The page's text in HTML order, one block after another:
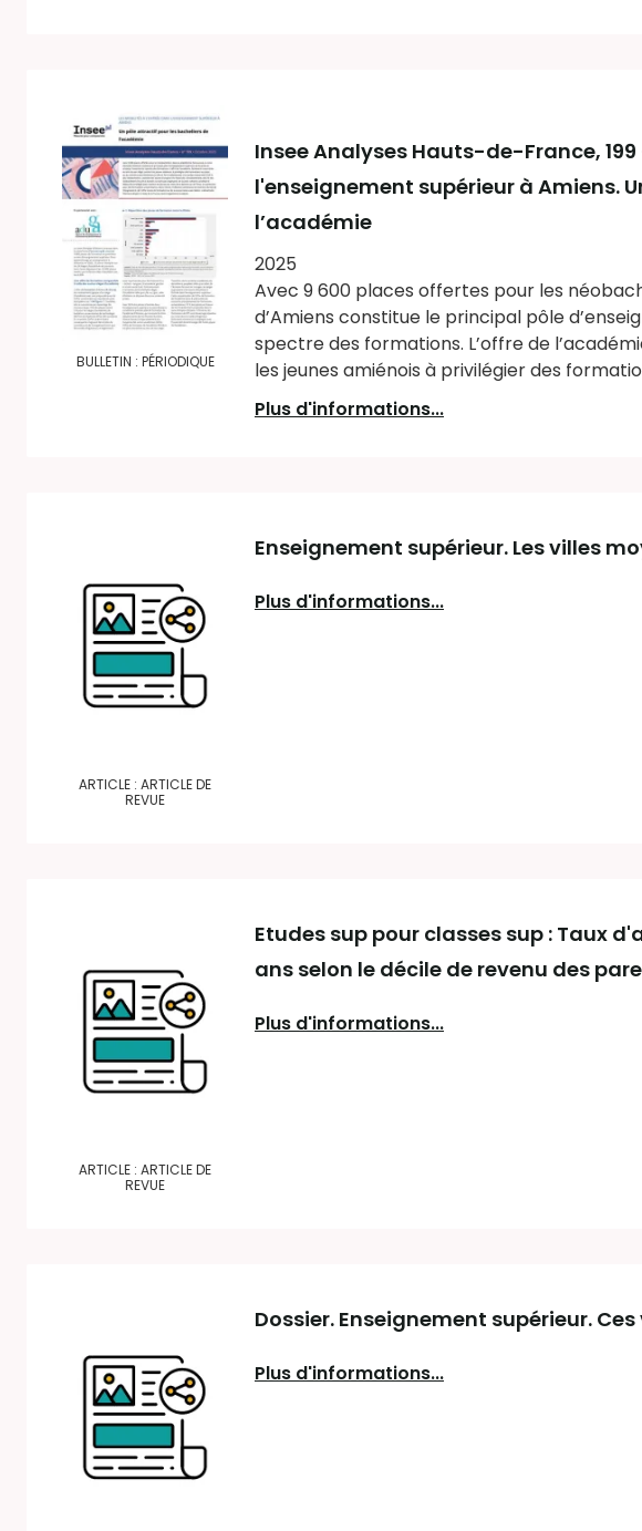
BULLETIN : PÉRIODIQUE
Insee Analyses Hauts-de-France,
l'enseignement supérieur à Amiens.
l’académie
2025
Avec 9 600 places offertes pour les
d’Amiens constitue le principal pôle
spectre des formations. L’offre de
les jeunes amiénois à privilégier des
Plus d'informations...
ARTICLE : ARTICLE DE
REVUE
Enseignement supérieur. Les villes
Plus d'informations...
ARTICLE : ARTICLE DE
REVUE
Etudes sup pour classes sup : Taux
ans selon le décile de revenu des
Plus d'informations...
Dossier. Enseignement supérieur.
Plus d'informations...